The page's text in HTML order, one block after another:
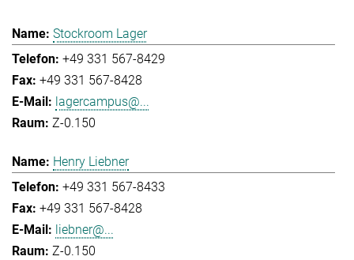
Stockroom Lager
+49 331 567-8429
+49 331 567-8428
lagercampus@...
Z-0.150
Henry Liebner
+49 331 567-8433
+49 331 567-8428
liebner@...
Z-0.150